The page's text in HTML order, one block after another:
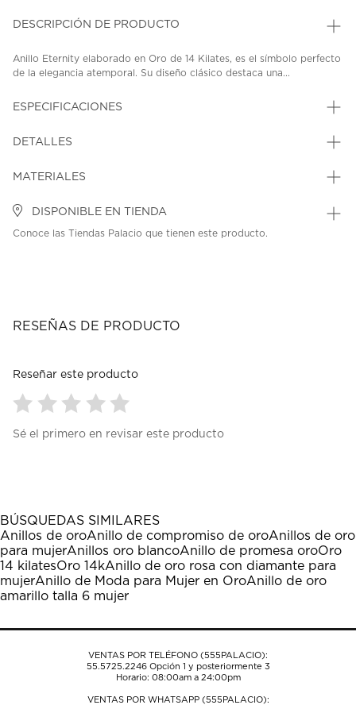
DESCRIPCIÓN DE PRODUCTO
Anillo Eternity elaborado en Oro de 14 Kilates, es el símbolo perfecto
de la elegancia atemporal. Su diseño clásico destaca una...
ESPECIFICACIONES
DETALLES
MATERIALES
DISPONIBLE EN TIENDA
Conoce las Tiendas Palacio que tienen este producto.
RESEÑAS DE PRODUCTO
Reseñar este producto
para
1
estrella
Esta
acción
abrirá
el
formulario
envío.
para
estrellas.
Esta
acción
abrirá
el
formulario
envío.
para
estrellas.
Esta
acción
abrirá
el
formulario
envío.
para
estrellas.
Esta
acción
abrirá
el
formulario
envío.
para
estrellas.
Esta
acción
abrirá
el
formulario
envío.
Sé el primero en revisar este producto
BÚSQUEDAS SIMILARES
Anillos de oroAnillo de compromiso de oroAnillos de oro
para mujerAnillos oro blancoAnillo de promesa oroOro
14 kilatesOro 14kAnillo de oro rosa con diamante para
mujerAnillo de Moda para Mujer en OroAnillo de oro
amarillo talla 6 mujer
VENTAS POR TELÉFONO (555PALACIO):
55.5725.2246Opción 1 y posteriormente 3
Horario: 08:00am a 24:00pm
VENTAS POR WHATSAPP (555PALACIO):